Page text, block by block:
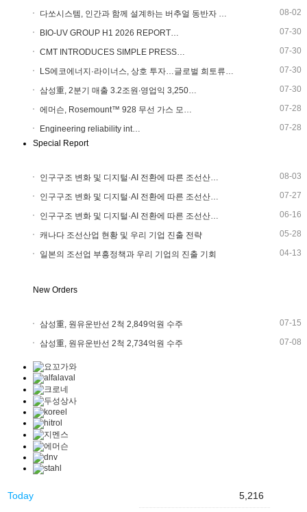
다쏘시스템, 인간과 함께 설계하는 버추얼 동반자 … 08-02
BIO-UV GROUP H1 2026 REPORT… 07-30
CMT INTRODUCES SIMPLE PRESS… 07-30
LS에코에너지·라이너스, 상호 투자…글로벌 희토류… 07-30
삼성重, 2분기 매출 3.2조원∙영업익 3,250… 07-30
에머슨, Rosemount™ 928 무선 가스 모… 07-28
Engineering reliability int…
07-28
Special Report
인구구조 변화 및 디지털·AI 전환에 따른 조선산… 08-03
인구구조 변화 및 디지털·AI 전환에 따른 조선산… 07-27
인구구조 변화 및 디지털·AI 전환에 따른 조선산… 06-16
캐나다 조선산업 현황 및 우리 기업 진출 전략 05-28
일본의 조선업 부흥정책과 우리 기업의 진출 기회 04-13
New Orders
삼성重, 원유운반선 2척 2,849억원 수주 07-15
삼성重, 원유운반선 2척 2,734억원 수주 07-08
Today 5,216